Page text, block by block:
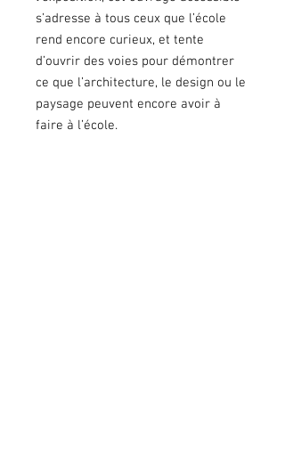
s’adresse à tous ceux que l’école
rend encore curieux, et tente
d’ouvrir des voies pour démontrer
ce que l’architecture, le design ou le
paysage peuvent encore avoir à
faire à l’école.